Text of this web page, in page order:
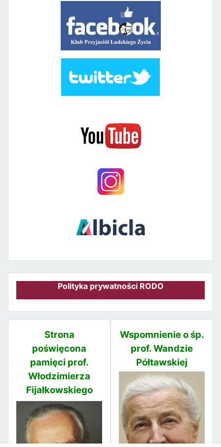
Polityka prywatności RODO
Strona
poświęcona
pamięci prof.
Włodzimierza
Fijałkowskiego
Wspomnienie o śp.
prof. Wandzie
Półtawskiej